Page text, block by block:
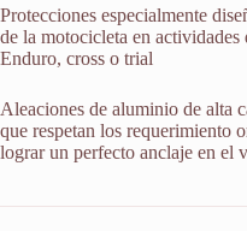
Protecciones especialmente
de la motocicleta en
Enduro, cross o trial
Aleaciones de aluminio de alta
que respetan los requerimiento
lograr un perfecto anclaje en el